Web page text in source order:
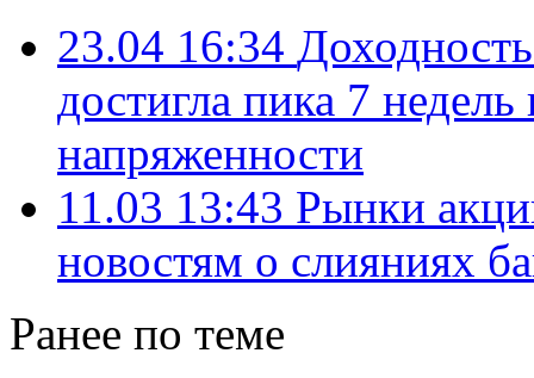
23.04 16:34
достигла пика 7
напряженности
11.03 13:43 Рынки
новостям о слияниях
Ранее по теме